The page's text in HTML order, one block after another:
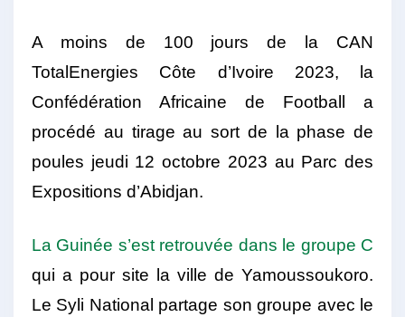
A moins de 100 jours de la CAN
TotalEnergies Côte d’Ivoire 2023, la
Confédération Africaine de Football a
procédé au tirage au sort de la phase de
poules jeudi 12 octobre 2023 au Parc des
Expositions d’Abidjan.
La Guinée s’est retrouvée dans le groupe C
qui a pour site la ville de Yamoussoukoro.
Le Syli National partage son groupe avec le